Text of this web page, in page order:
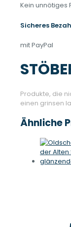
Kein unnötiges
Sicheres
mit PayPal
Produkte, die
einen grinsen
Ähnliche